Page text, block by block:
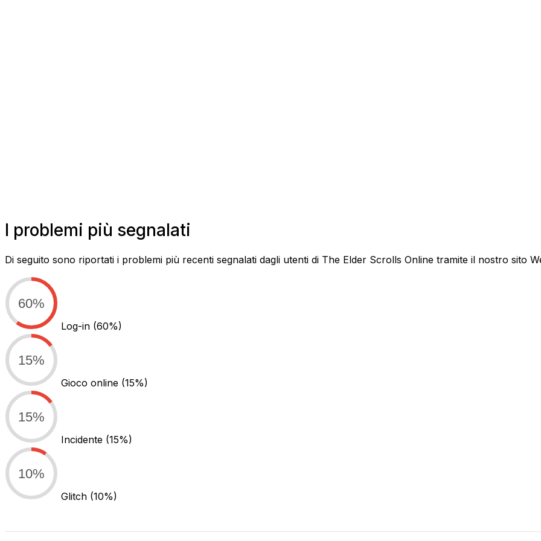
I problemi più segnalati
Di seguito sono riportati i problemi più recenti segnalati dagli utenti di The Elder Scrolls Online tramite il nostro sito
60%
Log-in (60%)
15%
Gioco online (15%)
15%
Incidente (15%)
10%
Glitch (10%)